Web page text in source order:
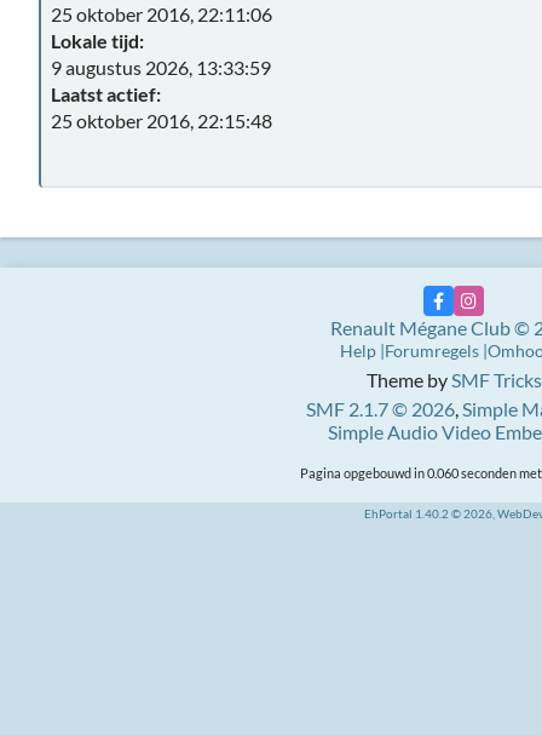
25 oktober 2016, 22:11:06
Lokale tijd:
9 augustus 2026, 13:33:59
Laatst actief:
25 oktober 2016, 22:15:48
Theme bySMF Tricks
SMF 2.1.7 © 2026,Simple
Simple Audio Video
Renault Mégane Club ©
Help Forumregels
Pagina opgebouwd in 0.060 seconden
EhPortal 1.40.2 © 2026,